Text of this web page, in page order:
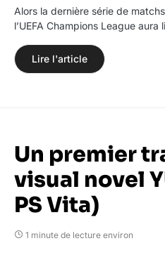
Alors la dernière série de
l’UEFA Champions League aura
Lire l'article
Un premier
visual novel
PS Vita)
1 minute de lecture environ